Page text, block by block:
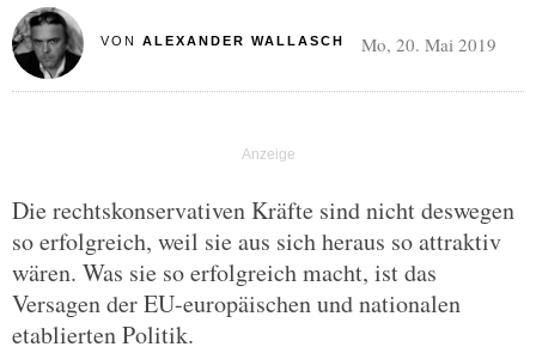
VON ALEXANDER WALLASCH Mo, 20. Mai 2019
Die rechtskonservativen Kräfte sind nicht deswegen
so erfolgreich, weil sie aus sich heraus so attraktiv
wären. Was sie so erfolgreich macht, ist das
Versagen der EU-europäischen und nationalen
etablierten Politik.